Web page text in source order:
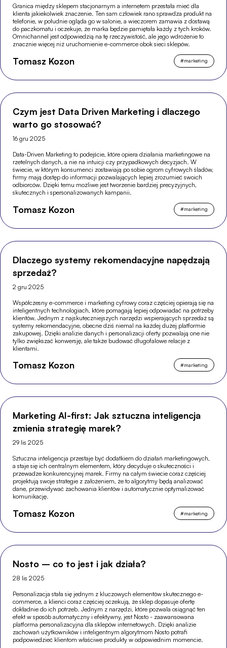
Granica między sklepem stacjonarnym a internetem przestała mieć dla
klienta jakiekolwiek znaczenie. Ten sam człowiek rano sprawdza produkt na
telefonie, w południe ogląda go w salonie, a wieczorem zamawia z dostawą
do paczkomatu i oczekuje, że marka będzie pamiętała każdy z tych kroków.
Omnichannel jest odpowiedzią na tę rzeczywistość, ale jego wdrożenie to
znacznie więcej niż uruchomienie e-commerce obok sieci sklepów.
Tomasz Kozon #marketing
Czym jest Data Driven Marketing i dlaczego
warto go stosować?
16 gru 2025
Data-Driven Marketing to podejście, które opiera działania marketingowe na
rzetelnych danych, a nie na intuicji czy przypadkowych decyzjach. W
świecie, w którym konsumenci zostawiają po sobie ogrom cyfrowych śladów,
firmy mają dostęp do informacji pozwalających lepiej zrozumieć swoich
odbiorców. Dzięki temu możliwe jest tworzenie bardziej precyzyjnych,
skutecznych i spersonalizowanych kampanii.
Tomasz Kozon #marketing
Dlaczego systemy rekomendacyjne napędzają
sprzedaż?
2 gru 2025
Współczesny e-commerce i marketing cyfrowy coraz częściej opierają się na
inteligentnych technologiach, które pomagają lepiej odpowiadać na potrzeby
klientów. Jednym z najskuteczniejszych narzędzi wspierających sprzedaż są
systemy rekomendacyjne, obecne dziś niemal na każdej dużej platformie
zakupowej. Dzięki analizie danych i personalizacji oferty pozwalają one nie
tylko zwiększać konwersję, ale także budować długofalowe relacje z
klientami.
Tomasz Kozon #marketing
Marketing AI-first: Jak sztuczna inteligencja
zmienia strategię marek?
29 lis 2025
Sztuczna inteligencja przestaje być dodatkiem do działań marketingowych,
a staje się ich centralnym elementem, który decyduje o skuteczności i
przewadze konkurencyjnej marek. Firmy na całym świecie coraz częściej
projektują swoje strategie z założeniem, że to algorytmy będą analizować
dane, przewidywać zachowania klientów i automatycznie optymalizować
komunikację.
Tomasz Kozon #marketing
Nosto – co to jest i jak działa?
28 lis 2025
Personalizacja stała się jednym z kluczowych elementów skutecznego e-
commerce, a klienci coraz częściej oczekują, że sklep dopasuje ofertę
dokładnie do ich potrzeb. Jednym z narzędzi, które pozwala osiągnąć ten
efekt w sposób automatyczny i efektywny, jest Nosto - zaawansowana
platforma personalizacyjna dla sklepów internetowych. Dzięki analizie
zachowań użytkowników i inteligentnym algorytmom Nosto potrafi
podpowiedzieć klientom właściwe produkty w odpowiednim momencie.